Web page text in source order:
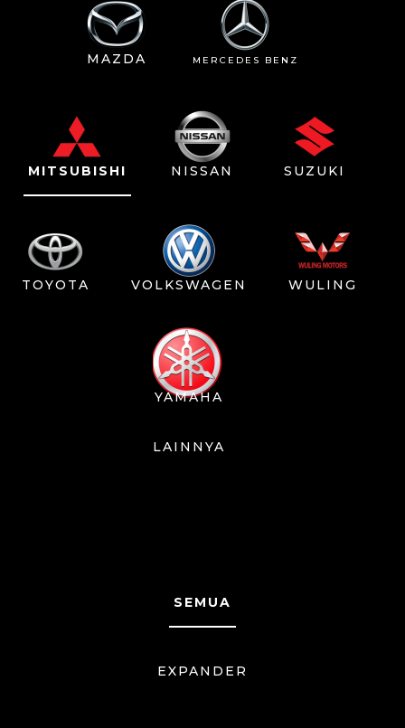
MAZDA MERCEDES BENZ
MITSUBISHI NISSAN SUZUKI
TOYOTA VOLKSWAGEN WULING
YAMAHA
LAINNYA
SEMUA
EXPANDER